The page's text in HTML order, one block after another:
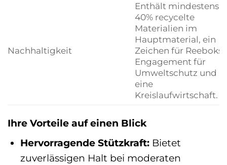
Nachhaltigkeit
Enthält mindestens
40% recycelte
Materialien im
Hauptmaterial, ein
Zeichen für Reeboks
Engagement für
Umweltschutz und
eine
Kreislaufwirtschaft.
Ihre Vorteile auf einen Blick
Hervorragende Stützkraft:Bietet
zuverlässigen Halt bei moderaten